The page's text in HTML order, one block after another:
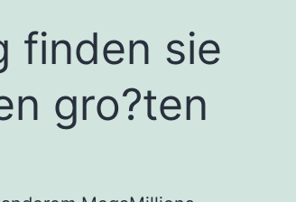
finden sie
gro?ten